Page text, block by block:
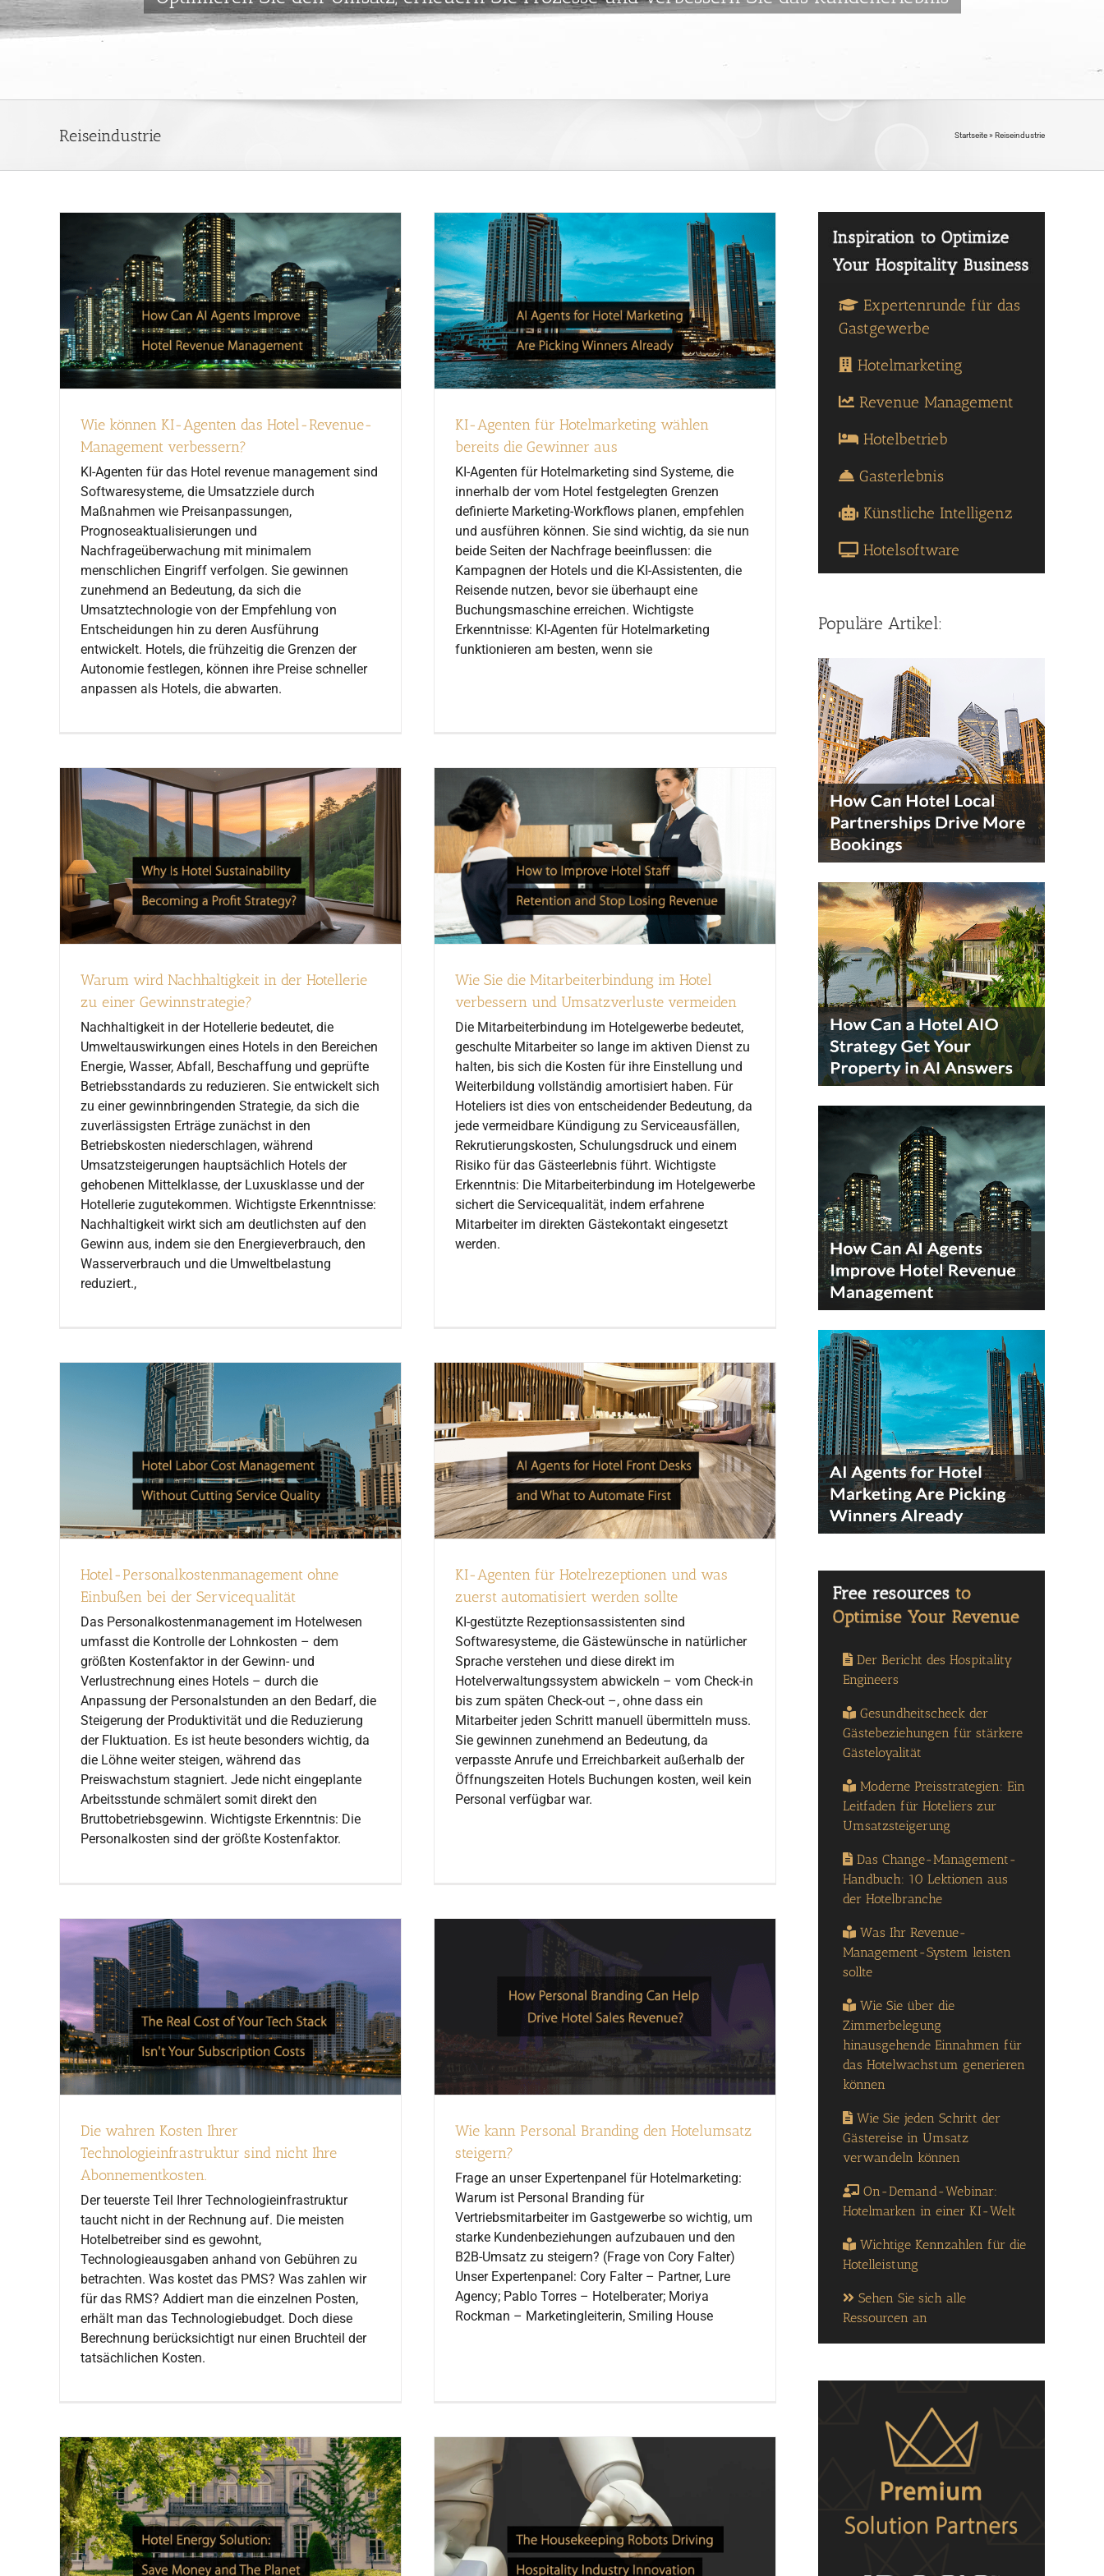
Reiseindustrie Startseite» Reiseindustrie
Wie können KI-Agenten das Hotel-Revenue-
Management verbessern?
KI-Agenten für das Hotel revenue management sind
Softwaresysteme, die Umsatzziele durch
Maßnahmen wie Preisanpassungen,
Prognoseaktualisierungen und
Nachfrageüberwachung mit minimalem
menschlichen Eingriff verfolgen. Sie gewinnen
zunehmend an Bedeutung, da sich die
Umsatztechnologie von der Empfehlung von
Entscheidungen hin zu deren Ausführung
entwickelt. Hotels, die frühzeitig die Grenzen der
Autonomie festlegen, können ihre Preise schneller
anpassen als Hotels, die abwarten.
KI-Agenten für Hotelmarketing wählen
bereits die Gewinner aus
KI-Agenten für Hotelmarketing sind Systeme, die
innerhalb der vom Hotel festgelegten Grenzen
definierte Marketing-Workflows planen, empfehlen
und ausführen können. Sie sind wichtig, da sie nun
beide Seiten der Nachfrage beeinflussen: die
Kampagnen der Hotels und die KI-Assistenten, die
Reisende nutzen, bevor sie überhaupt eine
Buchungsmaschine erreichen. Wichtigste
Erkenntnisse: KI-Agenten für Hotelmarketing
funktionieren am besten, wenn sie
Warum wird Nachhaltigkeit in der Hotellerie
zu einer Gewinnstrategie?
Nachhaltigkeit in der Hotellerie bedeutet, die
Umweltauswirkungen eines Hotels in den Bereichen
Energie, Wasser, Abfall, Beschaffung und geprüfte
Betriebsstandards zu reduzieren. Sie entwickelt sich
zu einer gewinnbringenden Strategie, da sich die
zuverlässigsten Erträge zunächst in den
Betriebskosten niederschlagen, während
Umsatzsteigerungen hauptsächlich Hotels der
gehobenen Mittelklasse, der Luxusklasse und der
Hotellerie zugutekommen. Wichtigste Erkenntnisse:
Nachhaltigkeit wirkt sich am deutlichsten auf den
Gewinn aus, indem sie den Energieverbrauch, den
Wasserverbrauch und die Umweltbelastung
reduziert.,
Wie Sie die Mitarbeiterbindung im Hotel
verbessern und Umsatzverluste vermeiden
Die Mitarbeiterbindung im Hotelgewerbe bedeutet,
geschulte Mitarbeiter so lange im aktiven Dienst zu
halten, bis sich die Kosten für ihre Einstellung und
Weiterbildung vollständig amortisiert haben. Für
Hoteliers ist dies von entscheidender Bedeutung, da
jede vermeidbare Kündigung zu Serviceausfällen,
Rekrutierungskosten, Schulungsdruck und einem
Risiko für das Gästeerlebnis führt. Wichtigste
Erkenntnis: Die Mitarbeiterbindung im Hotelgewerbe
sichert die Servicequalität, indem erfahrene
Mitarbeiter im direkten Gästekontakt eingesetzt
werden.
Hotel-Personalkostenmanagement ohne
Einbußen bei der Servicequalität
Das Personalkostenmanagement im Hotelwesen
umfasst die Kontrolle der Lohnkosten – dem
größten Kostenfaktor in der Gewinn- und
Verlustrechnung eines Hotels – durch die
Anpassung der Personalstunden an den Bedarf, die
Steigerung der Produktivität und die Reduzierung
der Fluktuation. Es ist heute besonders wichtig, da
die Löhne weiter steigen, während das
Preiswachstum stagniert. Jede nicht eingeplante
Arbeitsstunde schmälert somit direkt den
Bruttobetriebsgewinn. Wichtigste Erkenntnis: Die
Personalkosten sind der größte Kostenfaktor.
KI-Agenten für Hotelrezeptionen und was
zuerst automatisiert werden sollte
KI-gestützte Rezeptionsassistenten sind
Softwaresysteme, die Gästewünsche in natürlicher
Sprache verstehen und diese direkt im
Hotelverwaltungssystem abwickeln – vom Check-in
bis zum späten Check-out –, ohne dass ein
Mitarbeiter jeden Schritt manuell übermitteln muss.
Sie gewinnen zunehmend an Bedeutung, da
verpasste Anrufe und Erreichbarkeit außerhalb der
Öffnungszeiten Hotels Buchungen kosten, weil kein
Personal verfügbar war.
Die wahren Kosten Ihrer
Technologieinfrastruktur sind nicht Ihre
Abonnementkosten.
Der teuerste Teil Ihrer Technologieinfrastruktur
taucht nicht in der Rechnung auf. Die meisten
Hotelbetreiber sind es gewohnt,
Technologieausgaben anhand von Gebühren zu
betrachten. Was kostet das PMS? Was zahlen wir
für das RMS? Addiert man die einzelnen Posten,
erhält man das Technologiebudget. Doch diese
Berechnung berücksichtigt nur einen Bruchteil der
tatsächlichen Kosten.
Wie kann Personal Branding den Hotelumsatz
steigern?
Frage an unser Expertenpanel für Hotelmarketing:
Warum ist Personal Branding für
Vertriebsmitarbeiter im Gastgewerbe so wichtig, um
starke Kundenbeziehungen aufzubauen und den
B2B-Umsatz zu steigern? (Frage von Cory Falter)
Unser Expertenpanel: Cory Falter – Partner, Lure
Agency; Pablo Torres – Hotelberater; Moriya
Rockman – Marketingleiterin, Smiling House
Expertenrunde für das
Gastgewerbe
Hotelmarketing
Revenue Management
Hotelbetrieb
Gasterlebnis
Künstliche Intelligenz
Hotelsoftware
Populäre Artikel:
Der Bericht des Hospitality
Engineers
Gesundheitscheck der
Gästebeziehungen für stärkere
Gästeloyalität
Moderne Preisstrategien: Ein
Leitfaden für Hoteliers zur
Umsatzsteigerung
Das Change-Management-
Handbuch: 10 Lektionen aus
der Hotelbranche
Was Ihr Revenue-
Management-System leisten
sollte
Wie Sie über die
Zimmerbelegung
hinausgehende Einnahmen für
das Hotelwachstum generieren
können
Wie Sie jeden Schritt der
Gästereise in Umsatz
verwandeln können
On-Demand-Webinar:
Hotelmarken in einer KI-Welt
Wichtige Kennzahlen für die
Hotelleistung
Sehen Sie sich alle
Ressourcen an